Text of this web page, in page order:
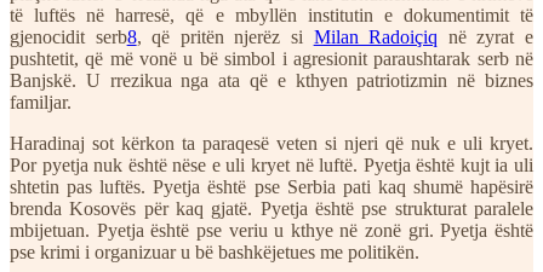
të luftës në harresë, që e mbyllën institutin e dokumentimit të
gjenocidit serb8, që pritën njerëz si Milan Radoiçiq në zyrat e
pushtetit, që më vonë u bë simbol i agresionit paraushtarak serb në
Banjskë. U rrezikua nga ata që e kthyen patriotizmin në biznes
familjar.
Haradinaj sot kërkon ta paraqesë veten si njeri që nuk e uli kryet.
Por pyetja nuk është nëse e uli kryet në luftë. Pyetja është kujt ia uli
shtetin pas luftës. Pyetja është pse Serbia pati kaq shumë hapësirë
brenda Kosovës për kaq gjatë. Pyetja është pse strukturat paralele
mbijetuan. Pyetja është pse veriu u kthye në zonë gri. Pyetja është
pse krimi i organizuar u bë bashkëjetues me politikën.